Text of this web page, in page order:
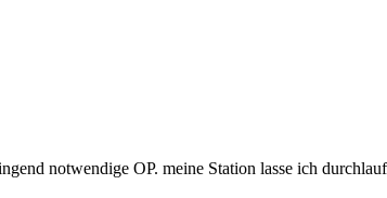
notwendige OP. meine Station lasse ich